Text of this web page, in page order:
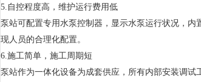
5.自控程度高，维护运行费用低
泵站可配置专用水泵控制器，显示水泵运行状况，
现人员的合理化配置。
6.施工简单，施工周期短
泵站作为一体化设备为成套供应，所有内部安装调